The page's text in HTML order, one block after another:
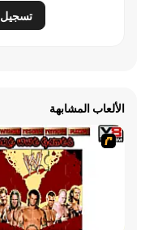
تسجيل
الألعاب المشابهة